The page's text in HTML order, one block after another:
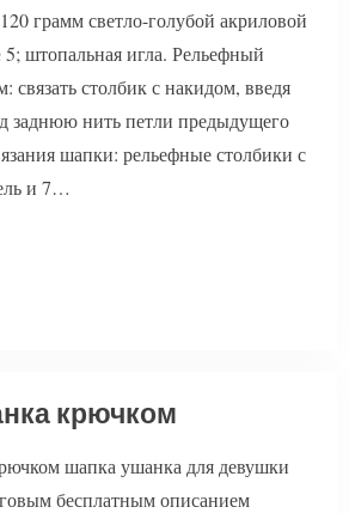
грамм светло-голубой акриловой
штопальная игла. Рельефный
связать столбик с накидом, введя
заднюю нить петли предыдущего
шапки: рельефные столбики с
и 7…
крючком
шапка ушанка для девушки
бесплатным описанием